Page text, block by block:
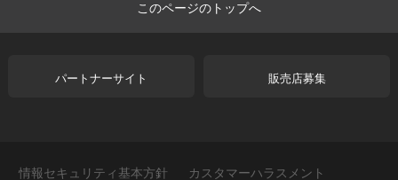
このページのトップへ
パートナーサイト 販売店募集
情報セキュリティ基本方針 カスタマーハラスメント